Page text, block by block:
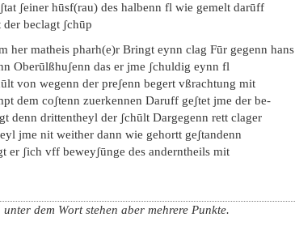
ʃeiner hūsf(rau) des halbenn fl wie gemelt darūff
der beclagt ʃchūp
her matheis pharh(e)r Bringt eynn clag Fūr gegenn hans
Oberūlßhuʃenn das er jme ʃchuldig eynn fl
von wegenn der preʃenn begert vßrachtung mit
dem coʃtenn zuerkennen Daruff geʃtet jme der be-
denn drittentheyl der ʃchūlt Dargegenn rett clager
jme nit weither dann wie gehortt geʃtandenn
er ʃich vff beweyʃūnge des anderntheils mit
dem Wort stehen aber mehrere Punkte.